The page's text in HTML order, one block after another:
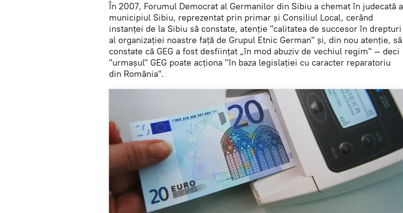
În 2007, Forumul Democrat al Germanilor din Sibiu a chemat în judecată a
municipiul Sibiu, reprezentat prin primar şi Consiliul Local, cerând
instanței de la Sibiu să constate, atenție "calitatea de succesor în drepturi
al organizaţiei noastre faţă de Grupul Etnic German" și, din nou atenție, să
constate că GEG a fost desfiinţat „în mod abuziv de vechiul regim" — deci
"urmașul" GEG poate acționa "în baza legislaţiei cu caracter reparatoriu
din România".